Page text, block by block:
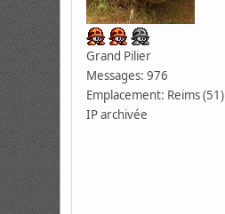
Grand Pilier
Messages: 976
Emplacement: Reims (51)
IP archivée